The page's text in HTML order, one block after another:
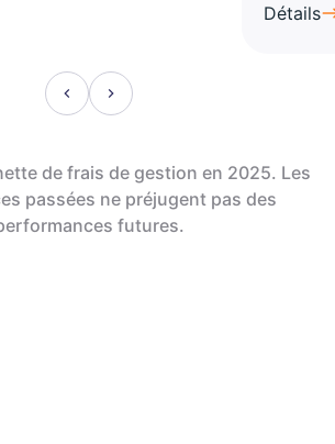
Détails
de frais de gestion en 2025. Les
passées ne préjugent pas des
futures.